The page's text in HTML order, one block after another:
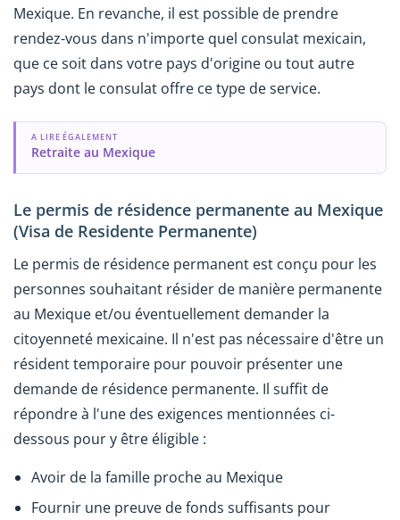
Mexique. En revanche, il est possible de prendre
rendez-vous dans n'importe quel consulat mexicain,
que ce soit dans votre pays d'origine ou tout autre
pays dont le consulat offre ce type de service.
A LIRE ÉGALEMENT
Retraite au Mexique
Le permis de résidence permanente au Mexique
(Visa de Residente Permanente)
Le permis de résidence permanent est conçu pour les
personnes souhaitant résider de manière permanente
au Mexique et/ou éventuellement demander la
citoyenneté mexicaine. Il n'est pas nécessaire d'être un
résident temporaire pour pouvoir présenter une
demande de résidence permanente. Il suffit de
répondre à l'une des exigences mentionnées ci-
dessous pour y être éligible :
Avoir de la famille proche au Mexique
Fournir une preuve de fonds suffisants pour